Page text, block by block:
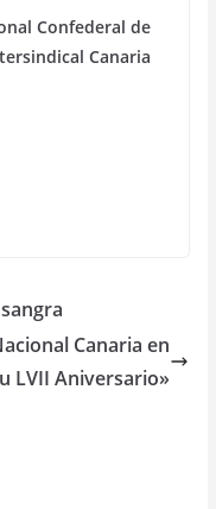
Confederal de
Canaria
Canaria en
LVII Aniversario»